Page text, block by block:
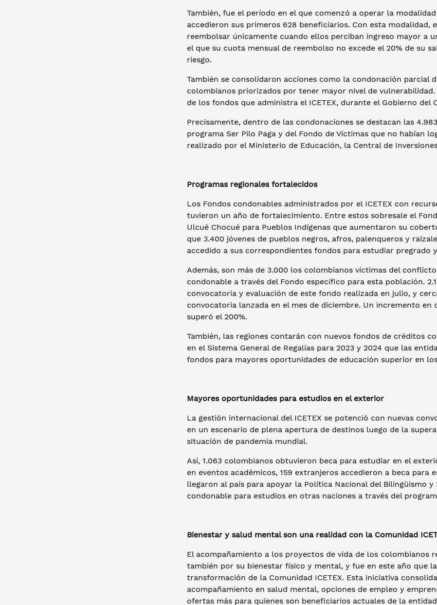
También, fue el período en el que comenzó a operar la
accedieron sus primeros 628 beneficiarios. Con esta
reembolsar únicamente cuando ellos perciban ingreso mayor a
el que su cuota mensual de reembolso no excede el 20% de su
riesgo.
También se consolidaron acciones como la condonación parcial
colombianos priorizados por tener mayor nivel de
de los fondos que administra el ICETEX, durante el Gobierno
Precisamente, dentro de las condonaciones se destacan las
programa Ser Pilo Paga y del Fondo de Víctimas que no habían
realizado por el Ministerio de Educación, la Central de Inversiones
Programas regionales fortalecidos
Los Fondos condonables administrados por el ICETEX con
tuvieron un año de fortalecimiento. Entre estos sobresale el
Ulcué Chocué para Pueblos Indígenas que aumentaron su
que 3.400 jóvenes de pueblos negros, afros, palenqueros y
accedido a sus correspondientes fondos para estudiar pregrado
Además, son más de 3.000 los colombianos víctimas del
condonable a través del Fondo específico para esta población.
convocatoria y evaluación de este fondo realizada en julio, y
convocatoria lanzada en el mes de diciembre. Un incremento
superó el 200%.
También, las regiones contarán con nuevos fondos de créditos
en el Sistema General de Regalías para 2023 y 2024 que las
fondos para mayores oportunidades de educación superior en
Mayores oportunidades para estudios en el exterior
La gestión internacional del ICETEX se potenció con nuevas
en un escenario de plena apertura de destinos luego de la
situación de pandemia mundial.
Así, 1.063 colombianos obtuvieron beca para estudiar en el
en eventos académicos, 159 extranjeros accedieron a beca para
llegaron al país para apoyar la Política Nacional del Bilingüismo
condonable para estudios en otras naciones a través del programa
Bienestar y salud mental son una realidad con la Comunidad
El acompañamiento a los proyectos de vida de los colombianos
también por su bienestar físico y mental, y fue en este año que
transformación de la Comunidad ICETEX. Esta iniciativa
acompañamiento en salud mental, opciones de empleo y
ofertas más para quienes son beneficiarios actuales de la